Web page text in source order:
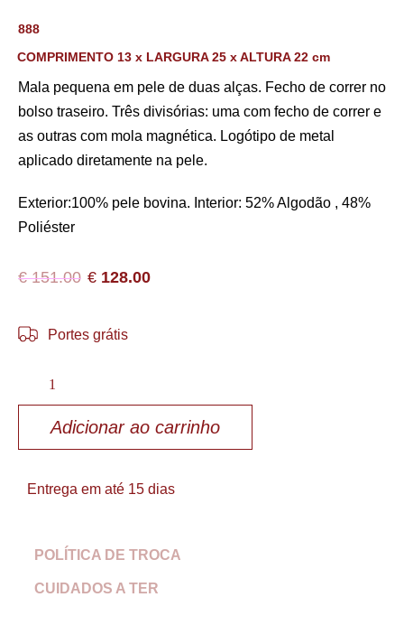
888
COMPRIMENTO 13 x LARGURA 25 x ALTURA 22 cm
Mala pequena em pele de duas alças. Fecho de correr no
bolso traseiro. Três divisórias: uma com fecho de correr e
as outras com mola magnética. Logótipo de metal
aplicado diretamente na pele.
Exterior:100% pele bovina. Interior: 52% Algodão , 48%
Poliéster
€151.00 € 128.00
Portes grátis
Adicionar ao carrinho
Entrega em até 15 dias
POLÍTICA DE TROCA
CUIDADOS A TER